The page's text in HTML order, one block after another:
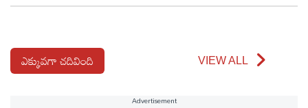
ఎక్కువగా చదివింది VIEW ALL
Advertisement